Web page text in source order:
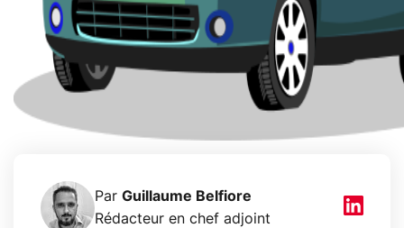
Par Guillaume Belfiore
Rédacteur en chef adjoint